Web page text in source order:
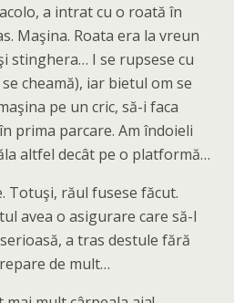
a intrat cu o roată în
Maşina. Roata era la vreun
stinghera… I se rupsese cu
cheamă), iar bietul om se
pe un cric, să-i faca
prima parcare. Am îndoieli
altfel decât pe o platformă…
Totuşi, răul fusese făcut.
avea o asigurare care să-l
a tras destule fără
de mult…